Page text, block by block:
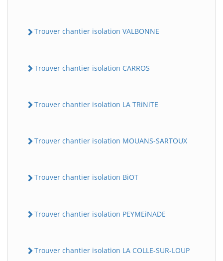
Trouver chantier isolation VALBONNE
Trouver chantier isolation CARROS
Trouver chantier isolation LA TRiNiTE
Trouver chantier isolation MOUANS-SARTOUX
Trouver chantier isolation BiOT
Trouver chantier isolation PEYMEiNADE
Trouver chantier isolation LA COLLE-SUR-LOUP